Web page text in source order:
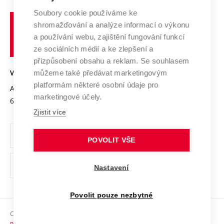
Výzkumné infrastruktury
Transfer znalostí
Open Science
Projekty
Projekty ze strukturálních fondů
Specifický výzkum
Spolupráce se školami
Služby univerzity
Mezinárodní dohody
Univerzitní sítě
Profil univerzity
Udržitelná univerzita
Podnikavá univerzita / ContriBUTe
Bezpečná univerzita
Vyznamenání
Organizační struktura
Ochrana osobních údajů
odkaz)
Sociální bezpečí
učení
technické
VYSOKÉ UČENÍ TECHNICKÉ V BRNĚ
Antonínská 548/1
602 00 Brno
www.vut.cz
vut@vutbr.cz
Copyright © 2026 VUT
Soubory cookie používáme ke
shromažďování a analýze informací o výkonu
a používání webu, zajištění fungování funkcí
ze sociálních médií a ke zlepšení a
přizpůsobení obsahu a reklam. Se souhlasem
můžeme také předávat marketingovým
platformám některé osobní údaje pro
marketingové účely.
Zjistit více
POVOLIT VŠE
Nastavení
Povolit pouze nezbytné